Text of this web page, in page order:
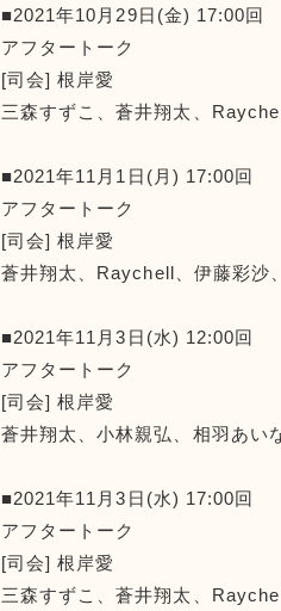
■2021年10月29日(金) 17:00回
アフタートーク
[司会] 根岸愛
三森すずこ、蒼井翔太、
■2021年11月1日(月) 17:00回
アフタートーク
[司会] 根岸愛
蒼井翔太、Raychell、伊藤彩沙
■2021年11月3日(水) 12:00回
アフタートーク
[司会] 根岸愛
蒼井翔太、小林親弘、相羽あい
■2021年11月3日(水) 17:00回
アフタートーク
[司会] 根岸愛
三森すずこ、蒼井翔太、